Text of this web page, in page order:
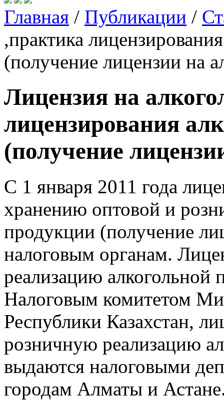
Главная / Публикации /
,практика
(получение лицензии на
Лицензия на
лицензирования
(получение
С 1 января 2011 года
хранению оптовой и
продукции (получение
налоговым органам.
реализацию алкогольной
Налоговым комитетом
Республики Казахстан,
розничную реализацию
выдаются налоговыми
городам Алматы и